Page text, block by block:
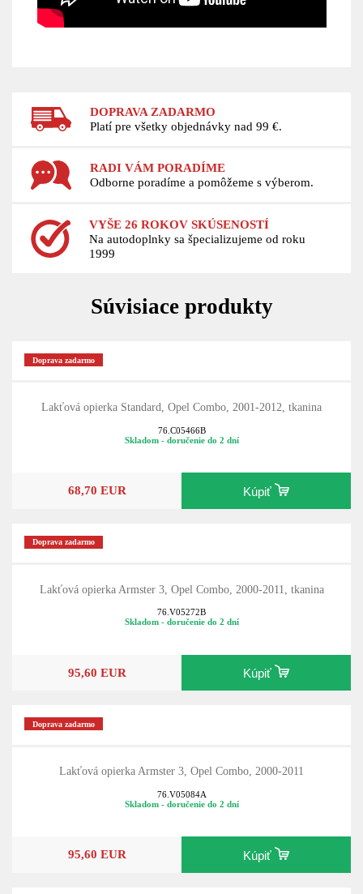
DOPRAVA ZADARMO
Platí pre všetky objednávky nad 99 €.
RADI VÁM PORADÍME
Odborne poradíme a pomôžeme s výberom.
VYŠE 26 ROKOV SKÚSENOSTÍ
Na autodoplnky sa špecializujeme od roku
1999
Súvisiace produkty
Doprava zadarmo
Lakťová opierka Standard, Opel Combo, 2001-2012, tkanina
76.C05466B
Skladom - doručenie do 2 dní
68,70 EUR Kúpiť
Doprava zadarmo
Lakťová opierka Armster 3, Opel Combo, 2000-2011, tkanina
76.V05272B
Skladom - doručenie do 2 dní
95,60 EUR Kúpiť
Doprava zadarmo
Lakťová opierka Armster 3, Opel Combo, 2000-2011
76.V05084A
Skladom - doručenie do 2 dní
95,60 EUR Kúpiť